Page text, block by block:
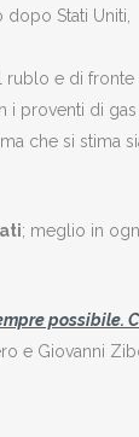
Stati Uniti,
rublo e di fronte
i proventi di
che si stima
; meglio in
possibile.
e Giovanni